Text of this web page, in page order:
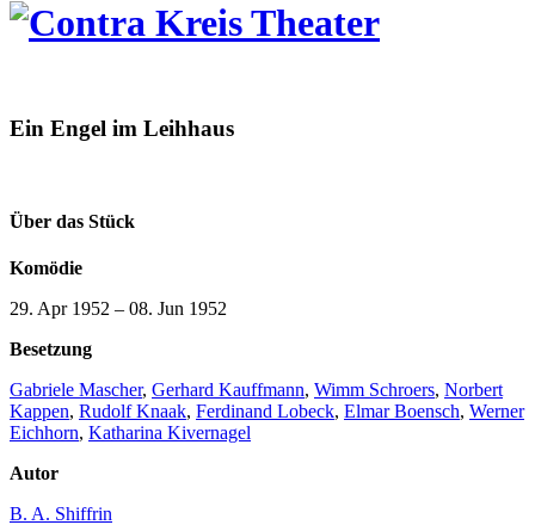
Ein Engel im Leihhaus
Über das Stück
Komödie
29. Apr 1952 – 08. Jun 1952
Besetzung
Gabriele Mascher, Gerhard Kauffmann, Wimm Schroers, Norbert
Kappen, Rudolf Knaak, Ferdinand Lobeck, Elmar Boensch, Werner
Eichhorn, Katharina Kivernagel
Autor
B. A. Shiffrin